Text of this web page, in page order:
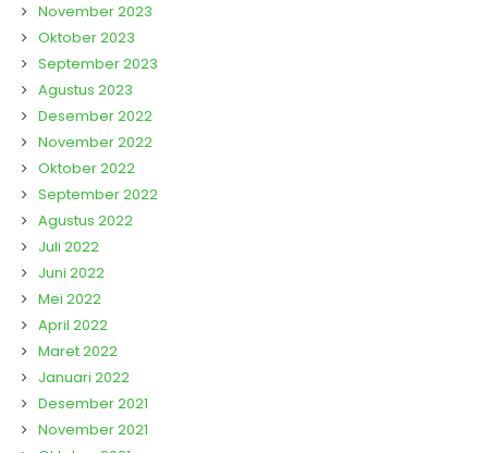
November 2023
Oktober 2023
September 2023
Agustus 2023
Desember 2022
November 2022
Oktober 2022
September 2022
Agustus 2022
Juli 2022
Juni 2022
Mei 2022
April 2022
Maret 2022
Januari 2022
Desember 2021
November 2021